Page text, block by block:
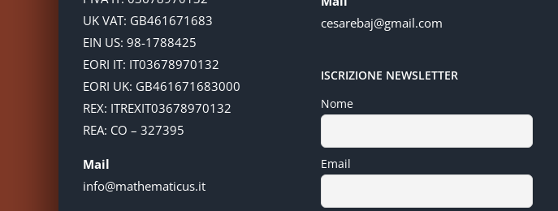
UK VAT: GB461671683
EIN US: 98-1788425
EORI IT: IT03678970132
EORI UK: GB461671683000
REX: ITREXIT03678970132
REA: CO – 327395
Mail
info@mathematicus.it
cesarebaj@gmail.com
ISCRIZIONE NEWSLETTER
Nome
Email